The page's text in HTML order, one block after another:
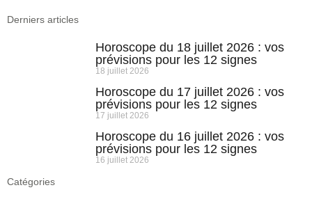
Derniers articles
Horoscope du 18 juillet 2026 : vos
prévisions pour les 12 signes
18 juillet 2026
Horoscope du 17 juillet 2026 : vos
prévisions pour les 12 signes
17 juillet 2026
Horoscope du 16 juillet 2026 : vos
prévisions pour les 12 signes
16 juillet 2026
Catégories